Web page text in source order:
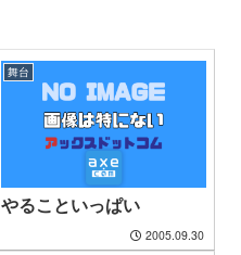
舞台
やることいっぱい
2005.09.30